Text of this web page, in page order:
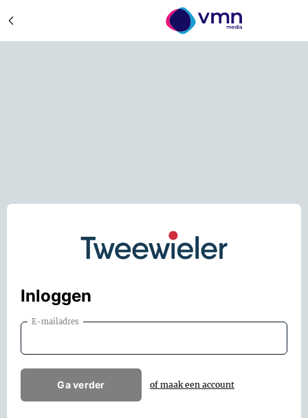
Inloggen
E-mailadres
Ga verder of maak een account